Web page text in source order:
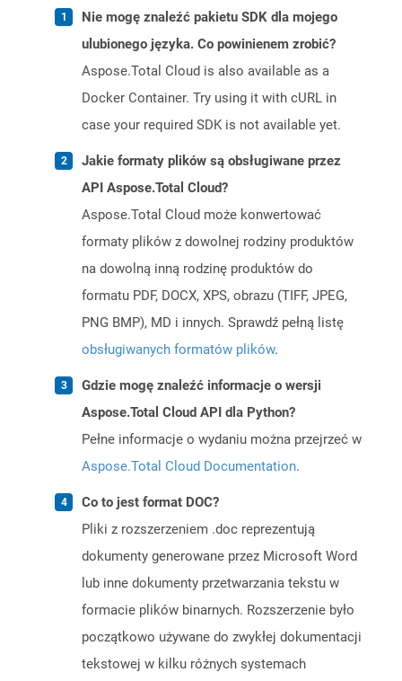
Nie mogę znaleźć pakietu SDK dla mojego
ulubionego języka. Co powinienem zrobić?
Aspose.Total Cloud is also available as a
Docker Container. Try using it with cURL in
case your required SDK is not available yet.
Jakie formaty plików są obsługiwane przez
API Aspose.Total Cloud?
Aspose.Total Cloud może konwertować
formaty plików z dowolnej rodziny produktów
na dowolną inną rodzinę produktów do
formatu PDF, DOCX, XPS, obrazu (TIFF, JPEG,
PNG BMP), MD i innych. Sprawdź pełną listę
obsługiwanych formatów plików.
Gdzie mogę znaleźć informacje o wersji
Aspose.Total Cloud API dla Python?
Pełne informacje o wydaniu można przejrzeć w
Aspose.Total Cloud Documentation.
Co to jest format DOC?
Pliki z rozszerzeniem .doc reprezentują
dokumenty generowane przez Microsoft Word
lub inne dokumenty przetwarzania tekstu w
formacie plików binarnych. Rozszerzenie było
początkowo używane do zwykłej dokumentacji
tekstowej w kilku różnych systemach